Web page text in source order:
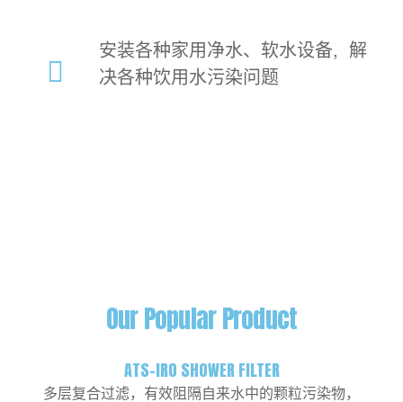
安装各种家用净水、软水设备, 解
决各种饮用水污染问题
Our Popular Product
ATS-IRO SHOWER FILTER
多层复合过滤，有效阻隔自来水中的颗粒污染物，